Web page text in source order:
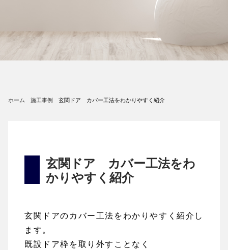
ホーム 施工事例 玄関ドア カバー工法をわかりやすく紹介
玄関ドア カバー工法をわ
かりやすく紹介
玄関ドアのカバー工法をわかりやすく紹介し
ます。
既設ドア枠を取り外すことなく